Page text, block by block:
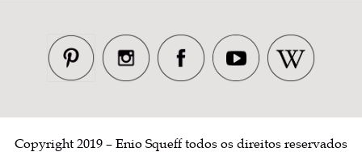
Copyright 2019 – Enio Squeff todos os direitos reservados